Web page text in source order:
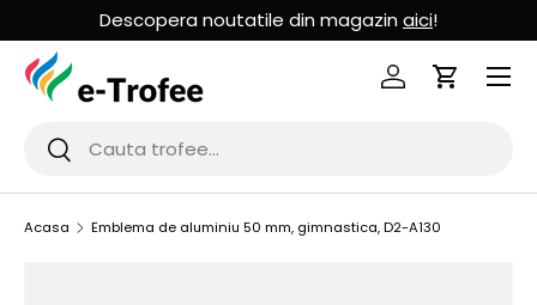
MERGI LA CONTINUT
Descopera noutatile din magazin aici!
Cauta
Cauta
Logheaza-te
Cos de
Acasa Emblema de aluminiu 50 mm, gimnastica, D2-A130